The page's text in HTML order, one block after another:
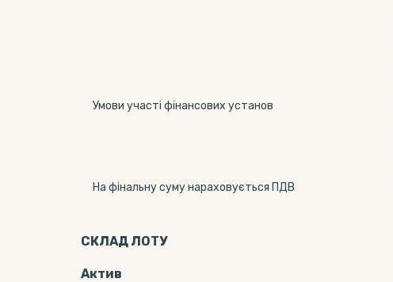
Умови участі фінансових установ
На фінальну суму нараховується ПДВ
СКЛАД ЛОТУ
Актив